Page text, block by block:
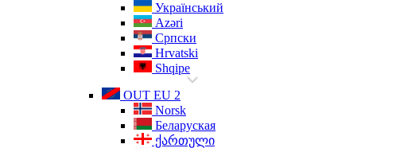
Український
Azəri
Српски
Hrvatski
Shqipe
OUT EU 2
Norsk
Беларуская
ქართული